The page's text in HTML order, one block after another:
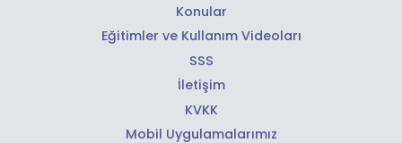
Konular
Eğitimler ve Kullanım Videoları
SSS
İletişim
KVKK
Mobil Uygulamalarımız